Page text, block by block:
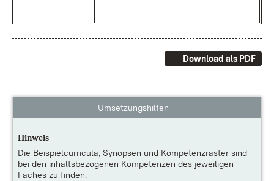
Download als PDF
Umsetzungshilfen
Hinweis
Die Beispielcurricula, Synopsen und Kompetenzraster sind
bei den inhaltsbezogenen Kompetenzen des jeweiligen
Faches zu finden.